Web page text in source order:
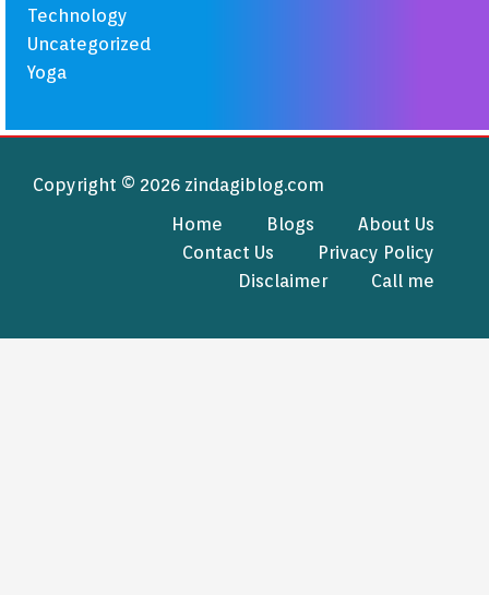
Technology
Uncategorized
Yoga
Copyright © 2026 zindagiblog.com
Home
Blogs
About Us
Contact Us
Privacy Policy
Disclaimer
Call me